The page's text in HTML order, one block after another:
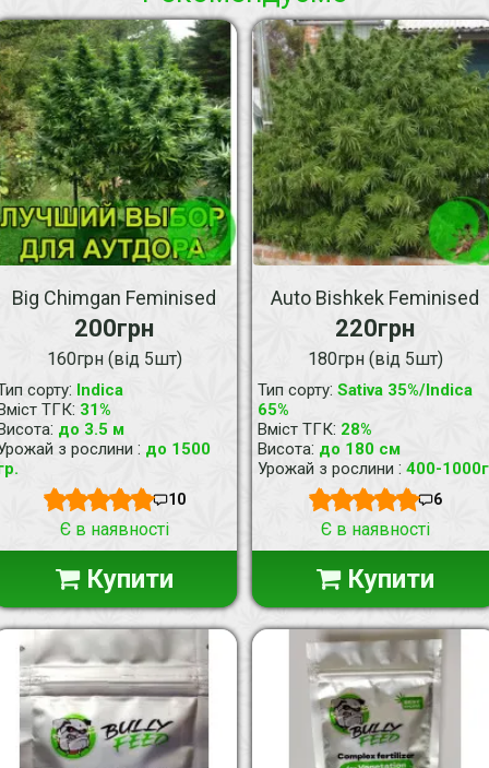
Big Chimgan Feminised
200грн
160грн (від 5шт)
сорту: Indica
ТГК: 31%
: до 3.5 м
з рослини : до 1500
10
Є в наявності
Купити
Auto Bishkek Feminised
220грн
180грн (від 5шт)
Тип сорту: Sativa 35%/Indica
65%
Вміст ТГК: 28%
Висота: до 180 см
Урожай з рослини : 400-1000г
6
Є в наявності
Купити